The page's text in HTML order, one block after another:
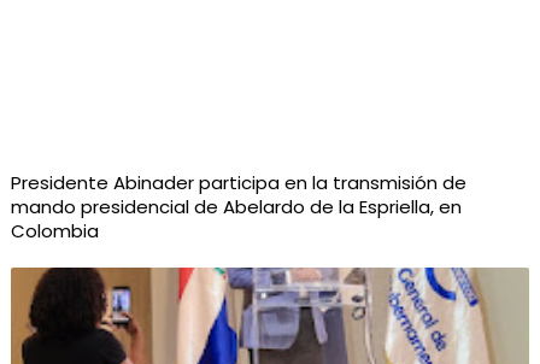
Presidente Abinader participa en la transmisión de
mando presidencial de Abelardo de la Espriella, en
Colombia